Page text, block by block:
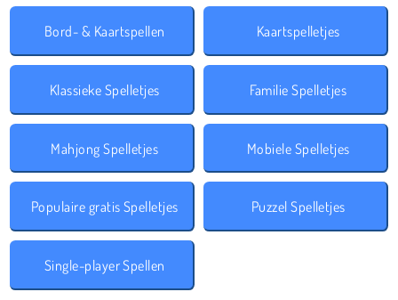
Bord- & Kaartspellen Kaartspelletjes
Klassieke Spelletjes Familie Spelletjes
Mahjong Spelletjes Mobiele Spelletjes
Populaire gratis Spelletjes Puzzel Spelletjes
Single-player Spellen